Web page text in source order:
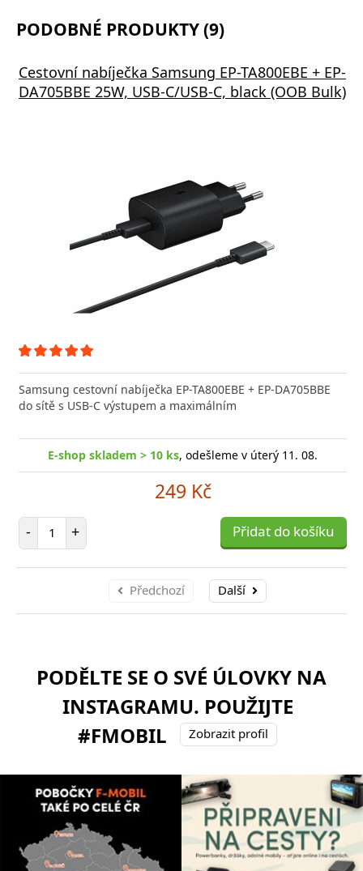
PODOBNÉ PRODUKTY (9)
Cestovní nabíječka Samsung EP-TA800EBE + EP-
DA705BBE 25W, USB-C/USB-C, black (OOB Bulk)
Samsung cestovní nabíječka EP-TA800EBE + EP-DA705BBE
do sítě s USB-C výstupem a maximálním
E-shop skladem > 10 ks, odešleme v úterý 11. 08.
249 Kč
- Počet položek
+ Přidat do košíku
Předchozí Další
PODĚLTE SE O SVÉ ÚLOVKY NA
INSTAGRAMU. POUŽIJTE
#FMOBIL
Zobrazit profil